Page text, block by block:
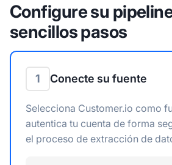
Configure su
sencillos pasos
1 Conecte su fuente
Selecciona Customer.io como
autentica tu cuenta de forma
el proceso de extracción de